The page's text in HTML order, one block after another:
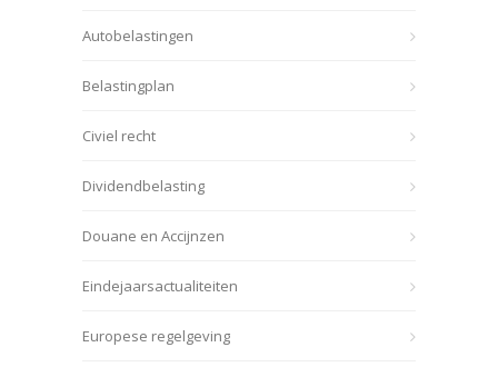
Autobelastingen
Belastingplan
Civiel recht
Dividendbelasting
Douane en Accijnzen
Eindejaarsactualiteiten
Europese regelgeving